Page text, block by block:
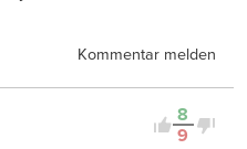
Kommentar melden
8
9